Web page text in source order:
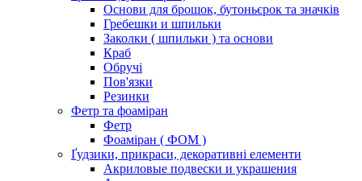
Основи для брошок, бутоньєрок та значків
Гребешки и шпильки
Заколки ( шпильки ) та основи
Краб
Обручі
Пов'язки
Резинки
Фетр та фоаміран
Фетр
Фоаміран ( ФОМ )
Ґудзики, прикраси, декоративні елементи
Акриловые подвески и украшения